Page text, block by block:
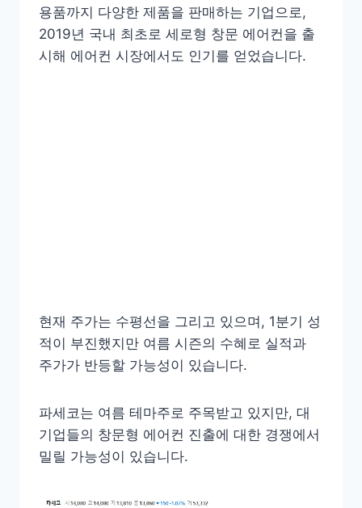
용품까지 다양한 제품을 판매하는 기업으로,
2019년 국내 최초로 세로형 창문 에어컨을 출
시해 에어컨 시장에서도 인기를 얻었습니다.
현재 주가는 수평선을 그리고 있으며, 1분기 성
적이 부진했지만 여름 시즌의 수혜로 실적과
주가가 반등할 가능성이 있습니다.
파세코는 여름 테마주로 주목받고 있지만, 대
기업들의 창문형 에어컨 진출에 대한 경쟁에서
밀릴 가능성이 있습니다.